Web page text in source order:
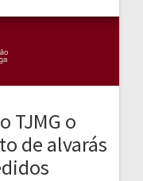
TJMG o
de alvarás